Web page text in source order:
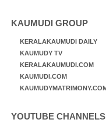
KAUMUDI GROUP
KERALAKAUMUDI DAILY
KAUMUDY TV
KERALAKAUMUDI.COM
KAUMUDI.COM
YOUTUBE CHANNELS